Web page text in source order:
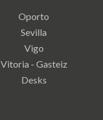
Oporto
Sevilla
Vigo
Vitoria - Gasteiz
Desks